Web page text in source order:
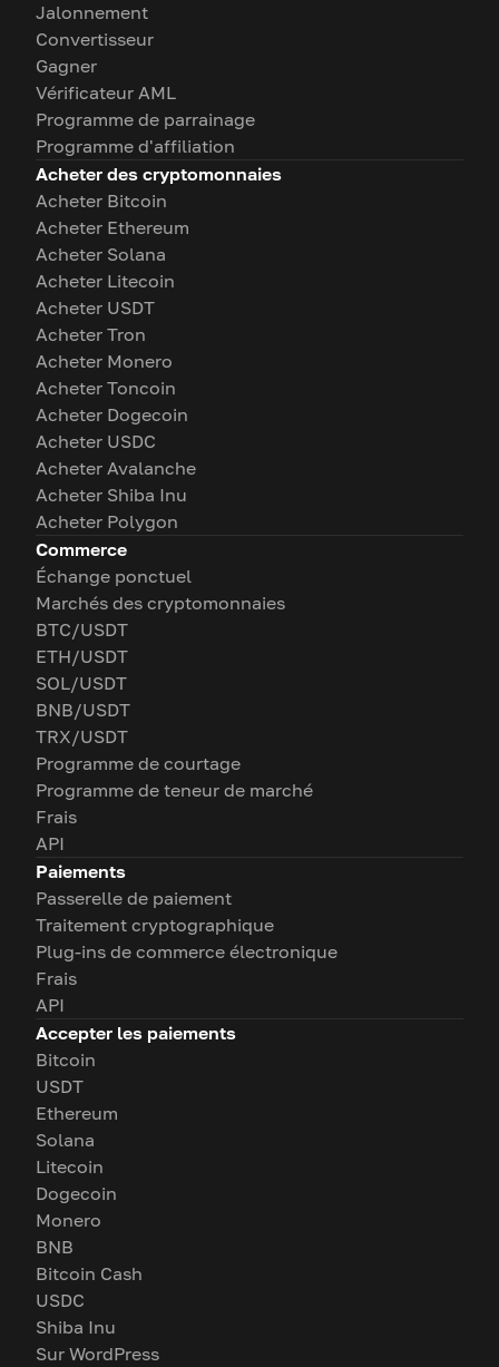
Jalonnement
Convertisseur
Gagner
Vérificateur AML
Programme de parrainage
Programme d'affiliation
Acheter des cryptomonnaies
Acheter Bitcoin
Acheter Ethereum
Acheter Solana
Acheter Litecoin
Acheter USDT
Acheter Tron
Acheter Monero
Acheter Toncoin
Acheter Dogecoin
Acheter USDC
Acheter Avalanche
Acheter Shiba Inu
Acheter Polygon
Commerce
Échange ponctuel
Marchés des cryptomonnaies
BTC/USDT
ETH/USDT
SOL/USDT
BNB/USDT
TRX/USDT
Programme de courtage
Programme de teneur de marché
Frais
API
Paiements
Passerelle de paiement
Traitement cryptographique
Plug-ins de commerce électronique
Frais
API
Accepter les paiements
Bitcoin
USDT
Ethereum
Solana
Litecoin
Dogecoin
Monero
BNB
Bitcoin Cash
USDC
Shiba Inu
Sur WordPress